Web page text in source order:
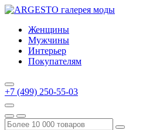
Женщины
Мужчины
Интерьер
Покупателям
+7 (499) 250-55-03